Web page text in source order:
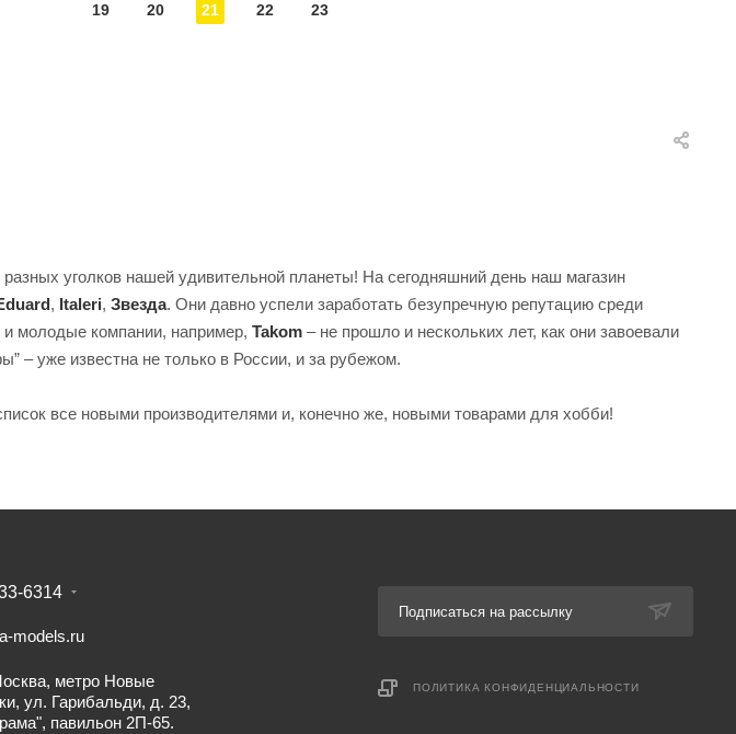
19 20 21 22 23
уголков нашей удивительной планеты! На сегодняшний день наш магазин
, Italeri, Звезда. Они давно успели заработать безупречную репутацию среди
молодые компании, например, Takom – не прошло и нескольких лет, как они завоевали
– уже известна не только в России, и за рубежом.
все новыми производителями и, конечно же, новыми товарами для хобби!
6314
models.ru
метро Новые
ул. Гарибальди, д. 23,
павильон 2П-65.
Подписаться на рассылку
ПОЛИТИКА КОНФИДЕНЦИАЛЬНОСТИ